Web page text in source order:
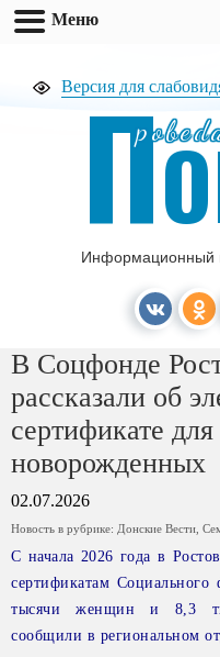
Версия для
П
Информационный
В Соцфонде
рассказали об
сертификате
новорожденных
02.07.2026
Новость в рубрике: Донские Вести
С начала 2026 года в
сертификатам Социального
тысячи женщин и 8,3
сообщили в региональном
Меню